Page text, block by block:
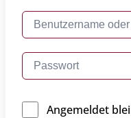
Angemeldet